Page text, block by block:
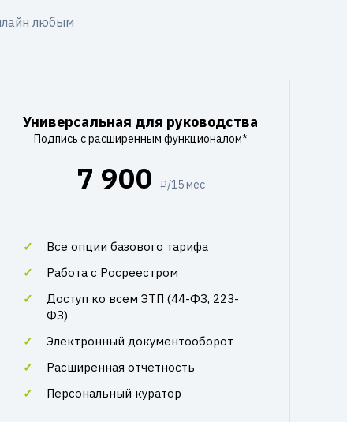
любым
Универсальная для руководства
Подпись с расширенным функционалом*
7 900 ₽/15 мес
Все опции базового тарифа
Работа с Росреестром
Доступ ко всем ЭТП (44-ФЗ, 223-
ФЗ)
Электронный документооборот
Расширенная отчетность
Персональный куратор